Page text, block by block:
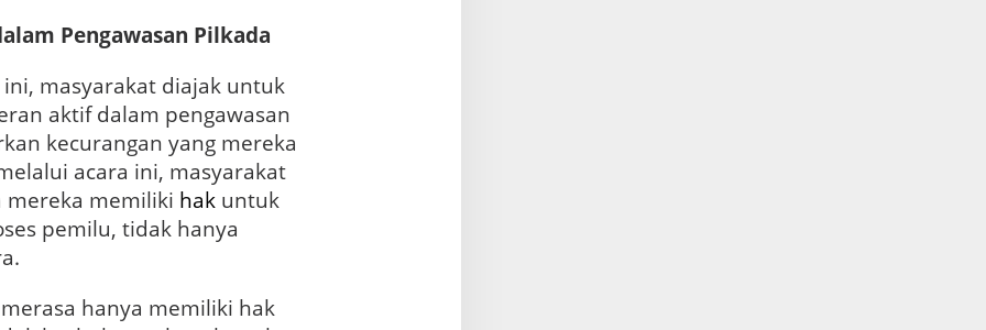
Pengawasan Pilkada
ini, masyarakat diajak untuk
aktif dalam pengawasan
kecurangan yang mereka
acara ini, masyarakat
memiliki hakuntuk
pemilu, tidak hanya
hanya memiliki hak